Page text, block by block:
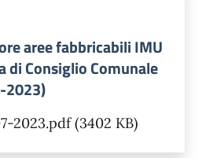
aree fabbricabili IMU
di Consiglio Comunale
2023)
2023.pdf (3402 KB)